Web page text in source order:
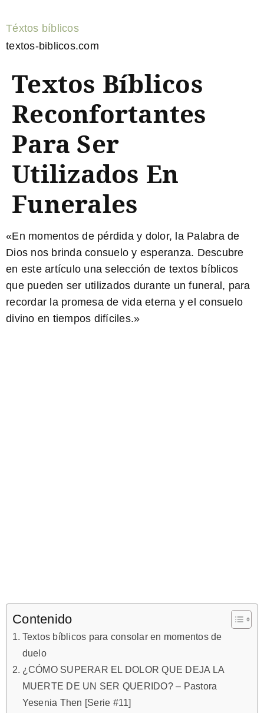
Téxtos bíblicos
textos-biblicos.com
Textos Bíblicos
Reconfortantes
Para Ser
Utilizados En
Funerales
«En momentos de pérdida y dolor, la Palabra de
Dios nos brinda consuelo y esperanza. Descubre
en este artículo una selección de textos bíblicos
que pueden ser utilizados durante un funeral, para
recordar la promesa de vida eterna y el consuelo
divino en tiempos difíciles.»
Contenido
Textos bíblicos para consolar en momentos de
duelo
¿CÓMO SUPERAR EL DOLOR QUE DEJA LA
MUERTE DE UN SER QUERIDO? – Pastora
Yesenia Then [Serie #11]